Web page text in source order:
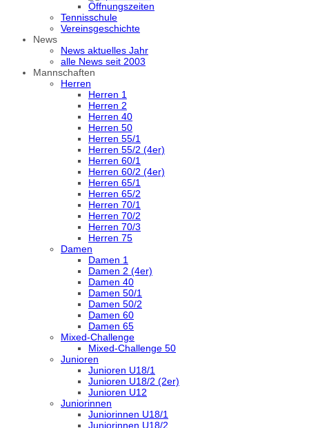
Öffnungszeiten
Tennisschule
Vereinsgeschichte
News
News aktuelles Jahr
alle News seit 2003
Mannschaften
Herren
Herren 1
Herren 2
Herren 40
Herren 50
Herren 55/1
Herren 55/2 (4er)
Herren 60/1
Herren 60/2 (4er)
Herren 65/1
Herren 65/2
Herren 70/1
Herren 70/2
Herren 70/3
Herren 75
Damen
Damen 1
Damen 2 (4er)
Damen 40
Damen 50/1
Damen 50/2
Damen 60
Damen 65
Mixed-Challenge
Mixed-Challenge 50
Junioren
Junioren U18/1
Junioren U18/2 (2er)
Junioren U12
Juniorinnen
Juniorinnen U18/1
Juniorinnen U18/2